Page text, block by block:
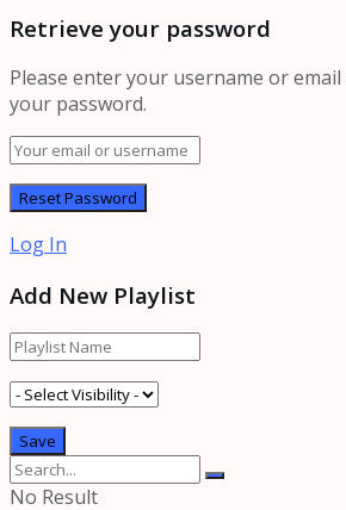
Retrieve your password
Please enter your username or
your password.
Log In
Add New Playlist
No Result